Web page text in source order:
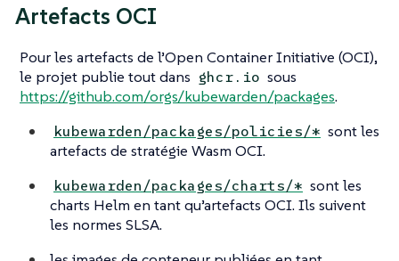
Artefacts OCI
Pour les artefacts de l’Open Container Initiative (OCI),
le projet publie tout dans ghcr.io sous
https://github.com/orgs/kubewarden/packages.
kubewarden/packages/policies/* sont les
artefacts de stratégie Wasm OCI.
kubewarden/packages/charts/* sont les
charts Helm en tant qu’artefacts OCI. Ils suivent
les normes SLSA.